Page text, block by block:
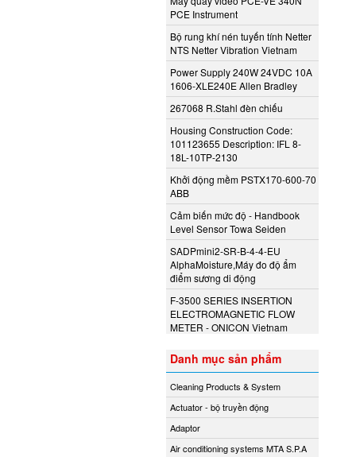
PCE Instrument
Bộ rung khí nén tuyến tính Netter
NTS Netter Vibration Vietnam
Power Supply 240W 24VDC 10A
1606-XLE240E Allen Bradley
267068 R.Stahl đèn chiếu
Housing Construction Code:
101123655 Description: IFL 8-
18L-10TP-2130
Khởi động mềm PSTX170-600-70
ABB
Cảm biến mức độ - Handbook
Level Sensor Towa Seiden
SADPmini2-SR-B-4-4-EU
AlphaMoisture,Máy đo độ ẩm
điểm sương di động
F-3500 SERIES INSERTION
ELECTROMAGNETIC FLOW
METER - ONICON Vietnam
Danh mục sản phẩm
Cleaning Products & System
Actuator - bộ truyền động
Adaptor
Air conditioning systems MTA S.P.A